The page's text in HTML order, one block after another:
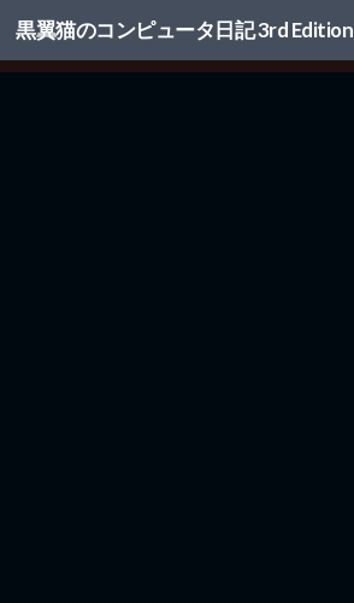
コンテンツへスキップ
黒翼猫のコンピュータ日記 3rd Edition